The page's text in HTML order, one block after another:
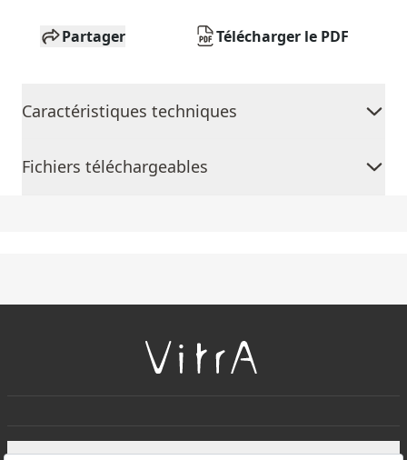
Partager Télécharger le PDF
Caractéristiques techniques
Fichiers téléchargeables